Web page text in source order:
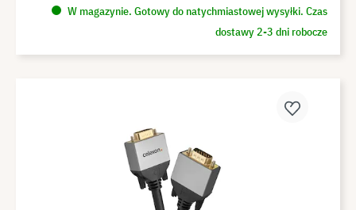
W magazynie. Gotowy do natychmiastowej wysyłki. Czas
dostawy 2-3 dni robocze